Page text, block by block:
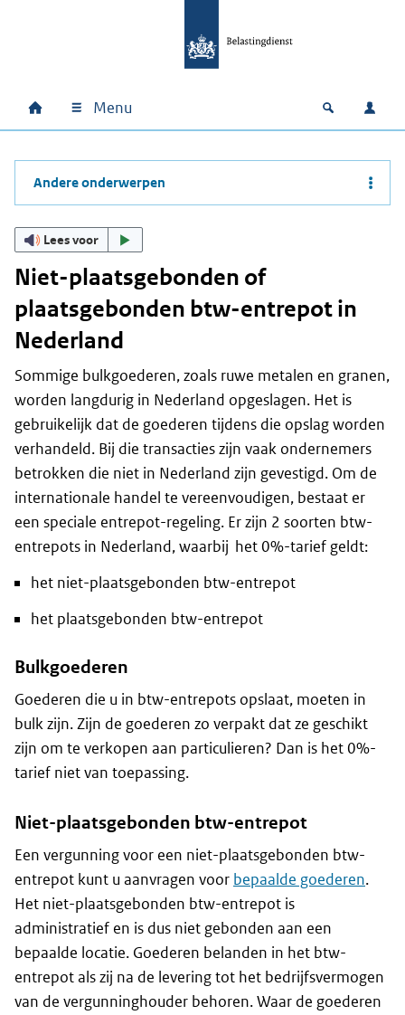
Hoofdnavigatie
Home Menu Open
Andere onderwerpen
Lees voor
Niet-plaatsgebonden of
plaatsgebonden btw-entrepot in
Nederland
Sommige bulkgoederen, zoals ruwe metalen en granen,
worden langdurig in Nederland opgeslagen. Het is
gebruikelijk dat de goederen tijdens die opslag worden
verhandeld. Bij die transacties zijn vaak ondernemers
betrokken die niet in Nederland zijn gevestigd. Om de
internationale handel te vereenvoudigen, bestaat er
een speciale entrepot-regeling. Er zijn 2 soorten btw-
entrepots in Nederland, waarbij het 0%-tarief geldt:
het niet-plaatsgebonden btw-entrepot
het plaatsgebonden btw-entrepot
Bulkgoederen
Goederen die u in btw-entrepots opslaat, moeten in
bulk zijn. Zijn de goederen zo verpakt dat ze geschikt
zijn om te verkopen aan particulieren? Dan is het 0%-
tarief niet van toepassing.
Niet-plaatsgebonden btw-entrepot
Een vergunning voor een niet-plaatsgebonden btw-
entrepot kunt u aanvragen voor bepaalde goederen.
Het niet-plaatsgebonden btw-entrepot is
administratief en is dus niet gebonden aan een
bepaalde locatie. Goederen belanden in het btw-
entrepot als zij na de levering tot het bedrijfsvermogen
van de vergunninghouder behoren. Waar de goederen